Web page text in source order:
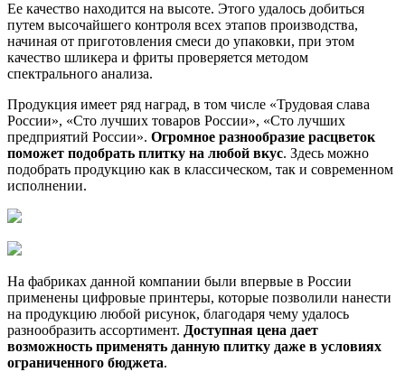
Ее качество находится на высоте. Этого удалось добиться
путем высочайшего контроля всех этапов производства,
начиная от приготовления смеси до упаковки, при этом
качество шликера и фриты проверяется методом
спектрального анализа.
Продукция имеет ряд наград, в том числе «Трудовая слава
России», «Сто лучших товаров России», «Сто лучших
предприятий России». Огромное разнообразие расцветок
поможет подобрать плитку на любой вкус. Здесь можно
подобрать продукцию как в классическом, так и современном
исполнении.
На фабриках данной компании были впервые в России
применены цифровые принтеры, которые позволили нанести
на продукцию любой рисунок, благодаря чему удалось
разнообразить ассортимент. Доступная цена дает
возможность применять данную плитку даже в условиях
ограниченного бюджета.